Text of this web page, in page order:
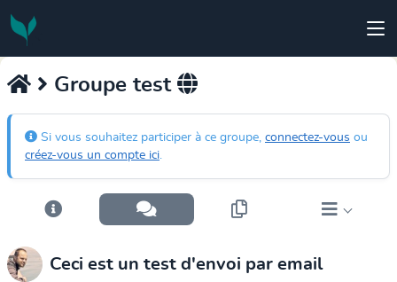
Groupe test
Si vous souhaitez participer à ce groupe, connectez-vous ou
créez-vous un compte ici.
Ceci est un test d'envoi par email